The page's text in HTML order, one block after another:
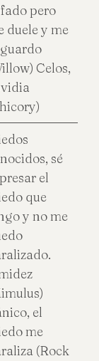
pero
duele y me
Celos,
sé
el
que
y no me
el
me
(Rock